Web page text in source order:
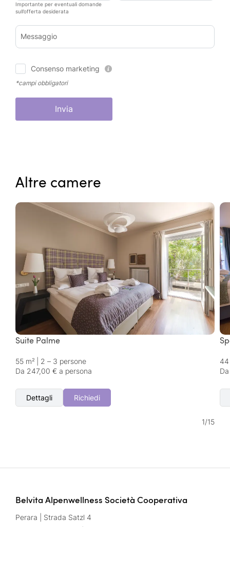
Importante per eventuali domande
sull’offerta desiderata
Messaggio
Consenso marketing
*campi obbligatori
Invia
Altre camere
Suite Palme
55 m²
2 – 3 persone
Da 247,00 € a persona
Dettagli Richiedi
44
1/15
Belvita Alpenwellness Società Cooperativa
Perara | Strada Satzl 4